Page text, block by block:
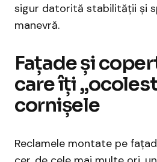
sigur datorită stabilității și
manevră.
Fațade și
care îți
cornișele
Reclamele montate pe